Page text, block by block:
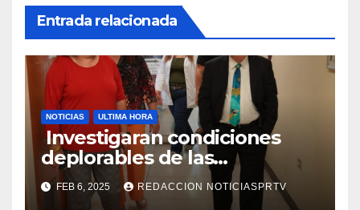
Entrada relacionada
NOTICIAS ULTIMA HORA
Investigaran condiciones
deplorables de las
facilidades el Departamento
de la Salud en Mayagüez
FEB 6, 2025 REDACCION NOTICIASPRTV